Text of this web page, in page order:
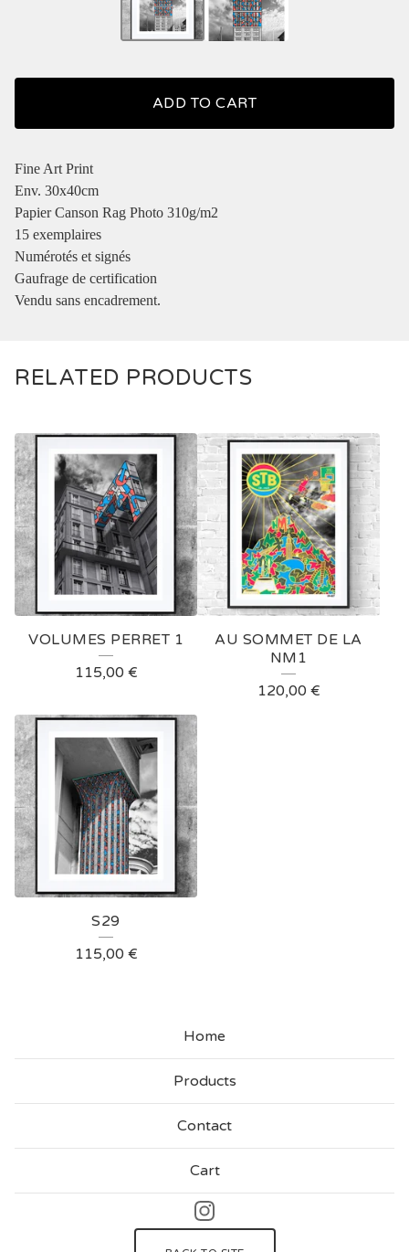
ADD TO CART
Fine Art Print
Env. 30x40cm
Papier Canson Rag Photo 310g/m2
15 exemplaires
Numérotés et signés
Gaufrage de certification
Vendu sans encadrement.
RELATED PRODUCTS
VOLUMES PERRET 1
115,00 €
AU SOMMET DE LA
NM1
120,00 €
S29
115,00 €
Home
Products
Contact
Cart